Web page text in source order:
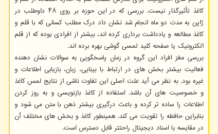
کاغذ تأثیرگذار نیست. بررسی که در این حوزه بر روی ۴۸ داوطلب در
ژاپن به مدت دو ماه انجام شد نشان داد درک مطلب کسانی که با قلم و
کاغذ مطالعه و یادداشت برداری کرده اند، بیشتر از افرادی بوده که از قلم
الکترونیک یا صفحه کلید لمسی گوشی بهره برده اند.
بررسی مغز افراد این گروه در زمان پاسخگویی به سوالات نشان دهنده
فعالیت بیشتر بخش های در ارتباط با بینایی، زبان، بازیابی اطلاعات و
غیره بود. به نظر می آید علت اصلی این تفاوت ناشی از نتایج لمس کاغذ
و خصوصیت های آن باشد. استفاده از کاغذ بازنویسی و به روز کردن
اطلاعات را ساده تر کرده و باعث درگیری بیشتر ذهن با متن می شود و
بنابراین حافظه را تقویت می کند. همینطور کاغذ و بخش های مختلف آن
در مقایسه با اسناد دیجیتال راحتتر قابل دسترس است.